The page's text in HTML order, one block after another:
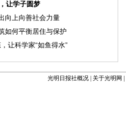
光明日报社概况 关于光明网